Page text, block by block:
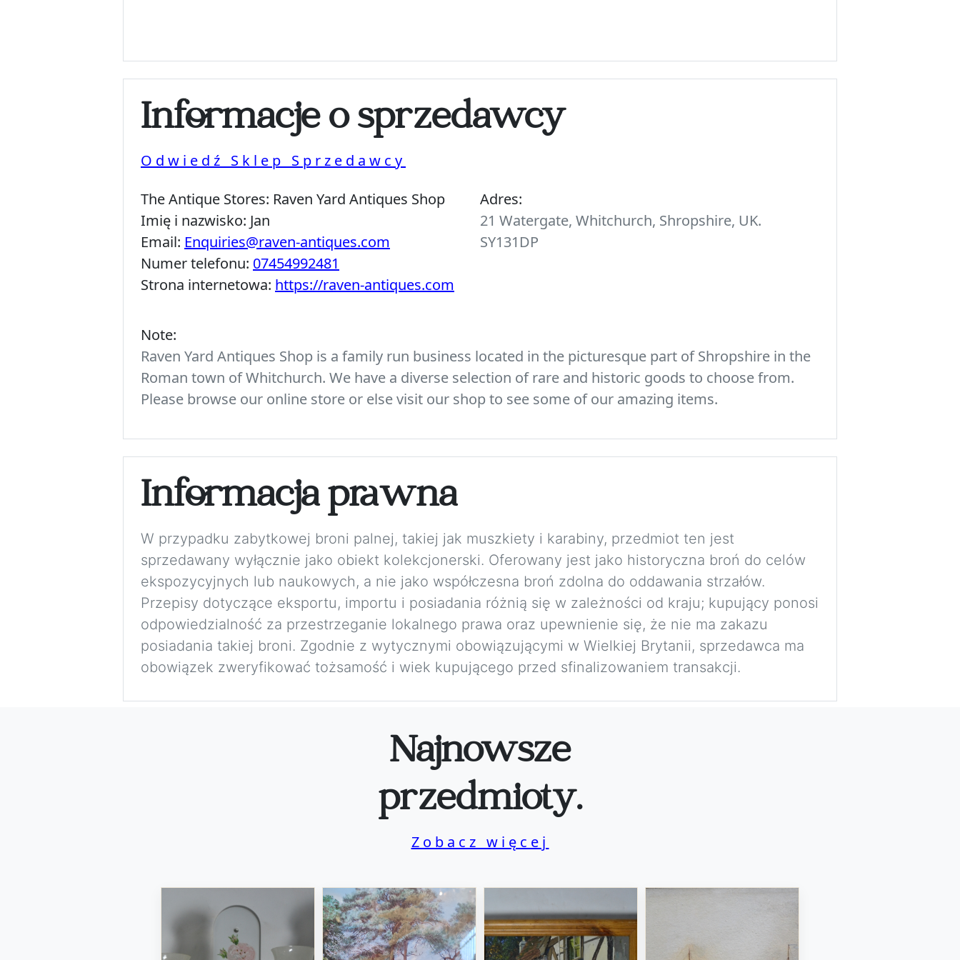
Informacje o sprzedawcy
Odwiedź Sklep Sprzedawcy
The Antique Stores: Raven Yard Antiques Shop
Imię i nazwisko: Jan
Email: Enquiries@raven-antiques.com
Numer telefonu: 07454992481
Strona internetowa: https://raven-antiques.com
Adres:
21 Watergate, Whitchurch, Shropshire, UK.
SY131DP
Note:
Raven Yard Antiques Shop is a family run business located in the picturesque part of Shropshire in the
Roman town of Whitchurch. We have a diverse selection of rare and historic goods to choose from.
Please browse our online store or else visit our shop to see some of our amazing items.
Informacja prawna
W przypadku zabytkowej broni palnej, takiej jak muszkiety i karabiny, przedmiot ten jest
sprzedawany wyłącznie jako obiekt kolekcjonerski. Oferowany jest jako historyczna broń do celów
ekspozycyjnych lub naukowych, a nie jako współczesna broń zdolna do oddawania strzałów.
Przepisy dotyczące eksportu, importu i posiadania różnią się w zależności od kraju; kupujący ponosi
odpowiedzialność za przestrzeganie lokalnego prawa oraz upewnienie się, że nie ma zakazu
posiadania takiej broni. Zgodnie z wytycznymi obowiązującymi w Wielkiej Brytanii, sprzedawca ma
obowiązek zweryfikować tożsamość i wiek kupującego przed sfinalizowaniem transakcji.
Najnowsze
przedmioty.
Zobacz więcej